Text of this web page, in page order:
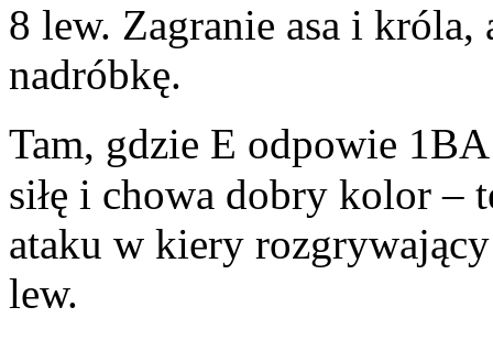
8 lew. Zagranie asa i króla,
nadróbkę.
Tam, gdzie E odpowie
siłę i chowa dobry kolor –
ataku w kiery
lew.